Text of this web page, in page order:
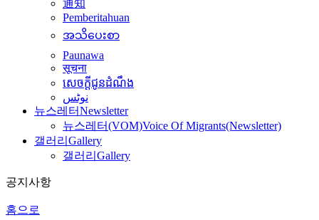
通知
Pemberitahuan
အသိပေးစာ
Paunawa
सूचना
សេចក្តីជូនដំណឹង
نوٹس
뉴스레터Newsletter
뉴스레터(VOM)Voice Of Migrants(Newsletter)
갤러리 Gallery
갤러리 Gallery
공지사항
홈으로